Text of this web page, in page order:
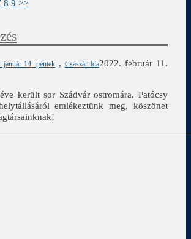
8 9 >>
január 14. péntek , Császár Ida2022. február 11.
került sor Szádvár ostromára. Patócsy
emlékeztünk meg, köszönet